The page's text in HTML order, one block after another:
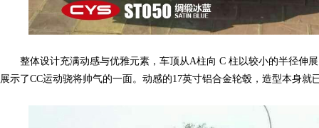
网,
整体设计充满动感与优雅元素，车顶从A柱向 C 柱以较小的半径伸展
展示了CC运动骁将帅气的一面。动感的17英寸铝合金轮毂，造型本身就